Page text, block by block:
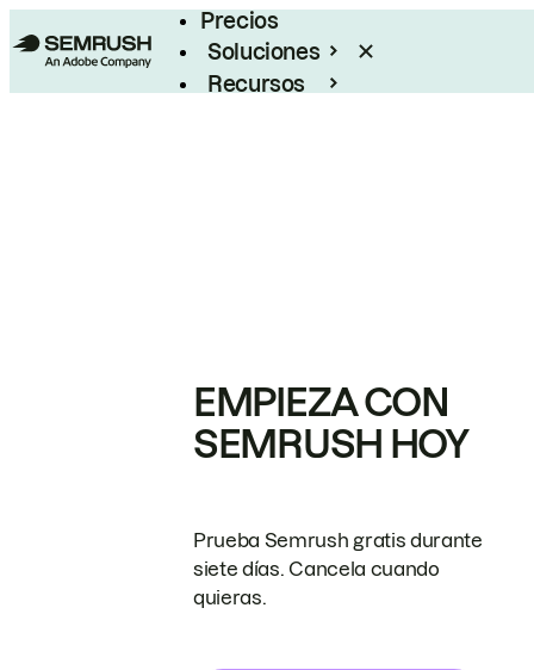
Precios
Soluciones
Recursos
EMPIEZA CON
SEMRUSH HOY
Prueba Semrush gratis durante
siete días. Cancela cuando
quieras.